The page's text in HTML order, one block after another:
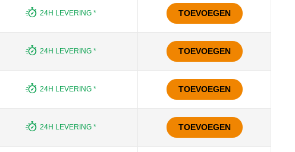
24H LEVERING * TOEVOEGEN
24H LEVERING * TOEVOEGEN
24H LEVERING * TOEVOEGEN
24H LEVERING * TOEVOEGEN